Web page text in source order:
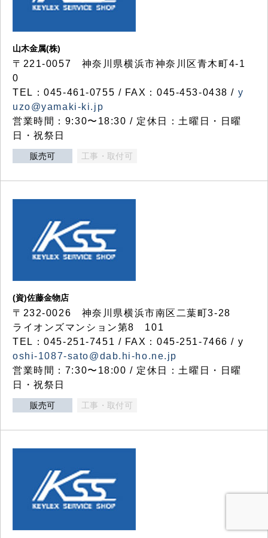
山木金属(株)
〒221-0057 神奈川県横浜市神奈川区青木町4-1
0
TEL：045-461-0755 / FAX：045-453-0438 / y
uzo@yamaki-ki.jp
営業時間：9:30〜18:30 / 定休日：土曜日・日曜
日・祝祭日
販売可 工事・取付可
(資)佐藤金物店
〒232-0026 神奈川県横浜市南区二葉町3-28
ライオンズマンション第8 101
TEL：045-251-7451 / FAX：045-251-7466 / y
oshi-1087-sato@dab.hi-ho.ne.jp
営業時間：7:30〜18:00 / 定休日：土曜日・日曜
日・祝祭日
販売可 工事・取付可